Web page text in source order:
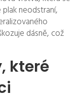
plak neodstraní,
dásně, což
které